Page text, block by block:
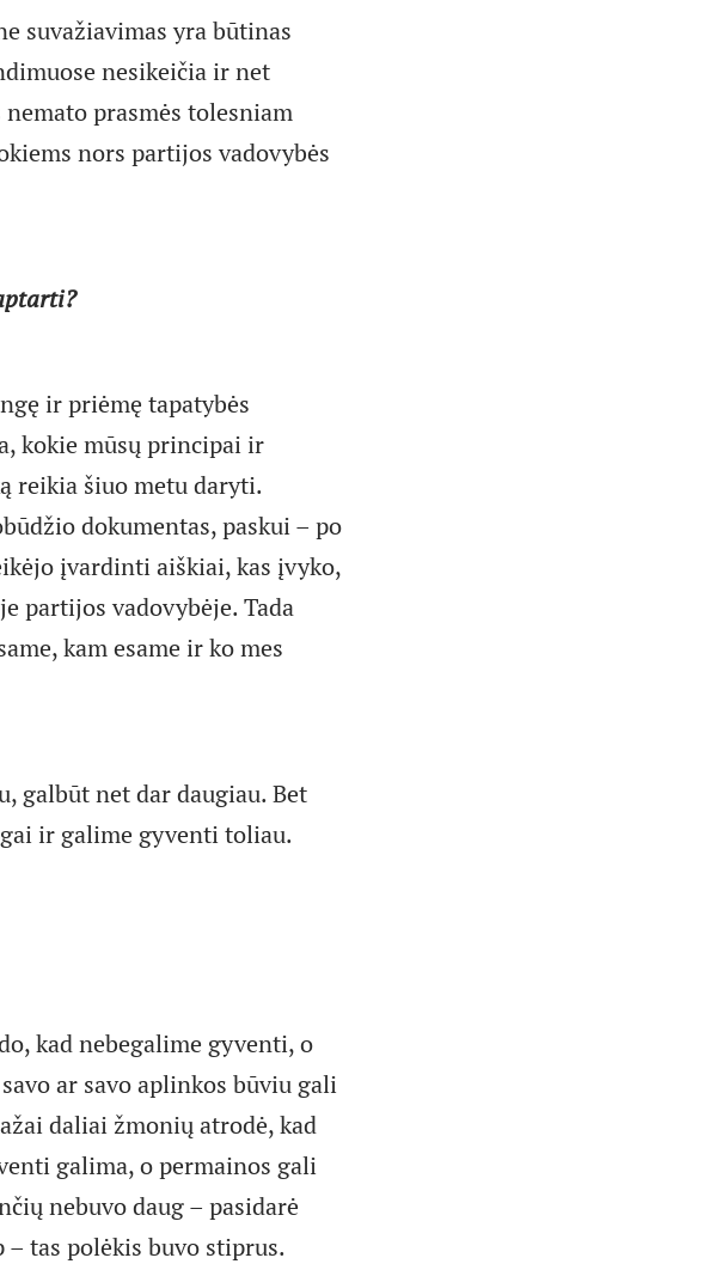
suvažiavimas yra būtinas
nesikeičia ir net
prasmės tolesniam
nors partijos vadovybės
ir priėmę tapatybės
kokie mūsų principai ir
reikia šiuo metu daryti.
dokumentas, paskui – po
įvardinti aiškiai, kas įvyko,
partijos vadovybėje. Tada
kam esame ir ko mes
galbūt net dar daugiau. Bet
ir galime gyventi toliau.
kad nebegalime gyventi, o
ar savo aplinkos būviu gali
daliai žmonių atrodė, kad
galima, o permainos gali
nebuvo daug – pasidarė
tas polėkis buvo stiprus.